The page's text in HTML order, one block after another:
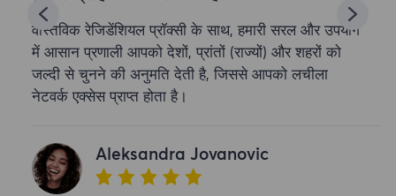
वास्तविक रेजिडेंशियल प्रॉक्सी के साथ, हमारी सरल और उपयोग
में आसान प्रणाली आपको देशों, प्रांतों (राज्यों) और शहरों को
जल्दी से चुनने की अनुमति देती है, जिससे आपको लचीला
नेटवर्क एक्सेस प्राप्त होता है।
Aleksandra Jovanovic